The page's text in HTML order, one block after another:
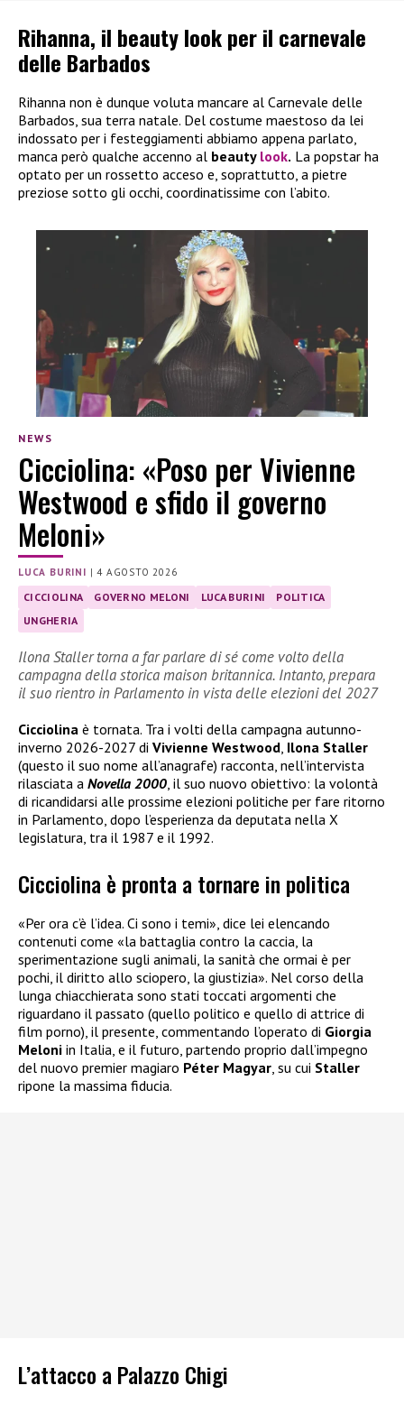
Rihanna, il beauty look per il carnevale
delle Barbados
Rihanna non è dunque voluta mancare al Carnevale delle
Barbados, sua terra natale. Del costume maestoso da lei
indossato per i festeggiamenti abbiamo appena parlato,
manca però qualche accenno al beauty look. La popstar ha
optato per un rossetto acceso e, soprattutto, a pietre
preziose sotto gli occhi, coordinatissime con l’abito.
NEWS
Cicciolina: «Poso per Vivienne
Westwood e sfido il governo
Meloni»
LUCA BURINI |4 AGOSTO 2026
CICCIOLINA GOVERNO MELONI LUCA BURINI
POLITICA
UNGHERIA
Ilona Staller torna a far parlare di sé come volto della
campagna della storica maison britannica. Intanto, prepara
il suo rientro in Parlamento in vista delle elezioni del 2027
Cicciolina è tornata. Tra i volti della campagna autunno-
inverno 2026-2027 di Vivienne Westwood, Ilona Staller
(questo il suo nome all’anagrafe) racconta, nell’intervista
rilasciata a Novella 2000, il suo nuovo obiettivo: la volontà
di ricandidarsi alle prossime elezioni politiche per fare ritorno
in Parlamento, dopo l’esperienza da deputata nella X
legislatura, tra il 1987 e il 1992.
Cicciolina è pronta a tornare in politica
«Per ora c’è l’idea. Ci sono i temi», dice lei elencando
contenuti come «la battaglia contro la caccia, la
sperimentazione sugli animali, la sanità che ormai è per
pochi, il diritto allo sciopero, la giustizia». Nel corso della
lunga chiacchierata sono stati toccati argomenti che
riguardano il passato (quello politico e quello di attrice di
film porno), il presente, commentando l’operato di Giorgia
Meloni in Italia, e il futuro, partendo proprio dall’impegno
del nuovo premier magiaro Péter Magyar , su cui Staller
ripone la massima fiducia.
L’attacco a Palazzo Chigi